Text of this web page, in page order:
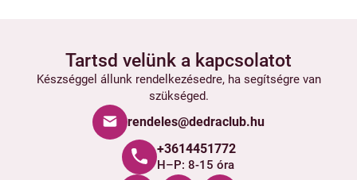
Tartsd velünk a kapcsolatot
Készséggel állunk rendelkezésedre, ha segítségre van
szükséged.
rendeles@dedraclub.hu
+3614451772
H–P: 8-15 óra